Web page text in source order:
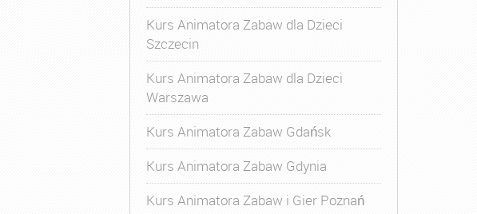
Kurs Animatora Zabaw dla Dzieci
Szczecin
Kurs Animatora Zabaw dla Dzieci
Warszawa
Kurs Animatora Zabaw Gdańsk
Kurs Animatora Zabaw Gdynia
Kurs Animatora Zabaw i Gier Poznań